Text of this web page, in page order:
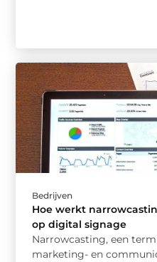
Bedrijven
Hoe werkt
op digital signage
Narrowcasting, een
marketing- en